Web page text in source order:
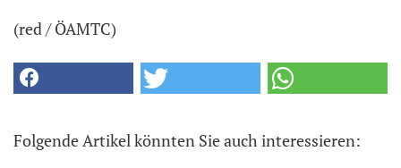
(red / ÖAMTC)
Folgende Artikel könnten Sie auch interessieren: